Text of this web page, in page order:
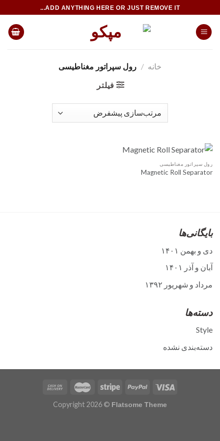
to
content
ADD ANYTHING HERE OR JUST REMOVE IT...
خانه / رول سپراتور مغناطیسی
فیلتر
رول سپراتور مغناطیسی
Magnetic Roll Separator
بایگانی‌ها
دی و بهمن ۱۴۰۱
آبان و آذر ۱۴۰۱
مرداد و شهریور ۱۳۹۲
دسته‌ها
Style
دسته‌بندی نشده
Copyright 2026 © Flatsome Theme